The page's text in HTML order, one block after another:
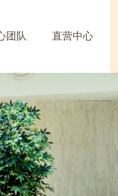
团队 直营中心